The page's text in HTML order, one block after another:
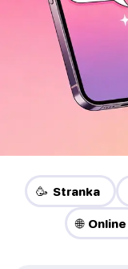
🥳 Stranka
🌐 Online